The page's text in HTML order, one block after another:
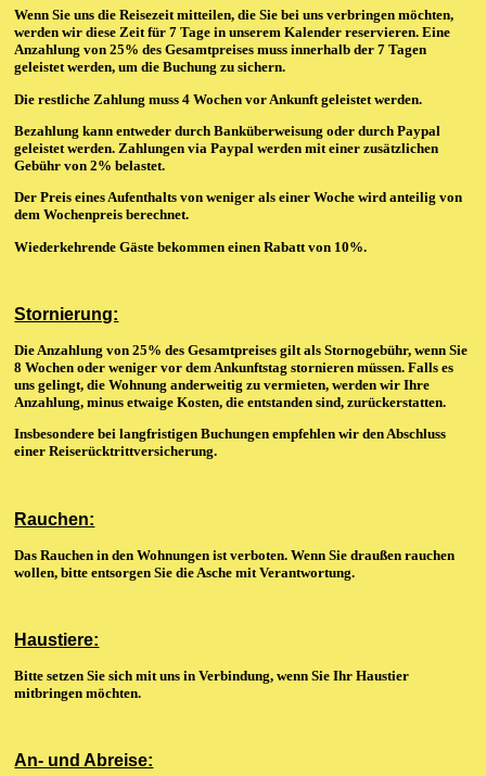
Wenn Sie uns die Reisezeit mitteilen, die Sie bei uns verbringen möchten,
werden wir diese Zeit für 7 Tage in unserem Kalender reservieren. Eine
Anzahlung von 25% des Gesamtpreises muss innerhalb der 7 Tagen
geleistet werden, um die Buchung zu sichern.
Die restliche Zahlung muss 4 Wochen vor Ankunft geleistet werden.
Bezahlung kann entweder durch Banküberweisung oder durch Paypal
geleistet werden. Zahlungen via Paypal werden mit einer zusätzlichen
Gebühr von 2% belastet.
Der Preis eines Aufenthalts von weniger als einer Woche wird anteilig von
dem Wochenpreis berechnet.
Wiederkehrende Gäste bekommen einen Rabatt von 10%.
Stornierung:
Die Anzahlung von 25% des Gesamtpreises gilt als Stornogebühr, wenn Sie
8 Wochen oder weniger vor dem Ankunftstag stornieren müssen. Falls es
uns gelingt, die Wohnung anderweitig zu vermieten, werden wir Ihre
Anzahlung, minus etwaige Kosten, die entstanden sind, zurückerstatten.
Insbesondere bei langfristigen Buchungen empfehlen wir den Abschluss
einer Reiserücktrittversicherung.
Rauchen:
Das Rauchen in den Wohnungen ist verboten. Wenn Sie draußen rauchen
wollen, bitte entsorgen Sie die Asche mit Verantwortung.
Haustiere:
Bitte setzen Sie sich mit uns in Verbindung, wenn Sie Ihr Haustier
mitbringen möchten.
An- und Abreise: